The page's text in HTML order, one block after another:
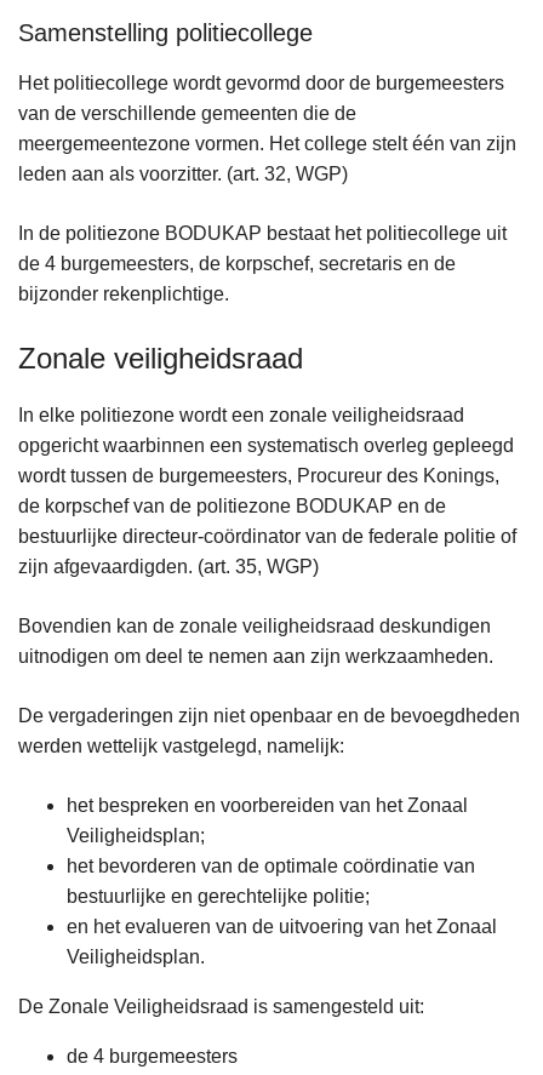
Samenstelling politiecollege
Het politiecollege wordt gevormd door de burgemeesters
van de verschillende gemeenten die de
meergemeentezone vormen. Het college stelt één van zijn
leden aan als voorzitter. (art. 32, WGP)
In de politiezone BODUKAP bestaat het politiecollege uit
de 4 burgemeesters, de korpschef, secretaris en de
bijzonder rekenplichtige.
Zonale veiligheidsraad
In elke politiezone wordt een zonale veiligheidsraad
opgericht waarbinnen een systematisch overleg gepleegd
wordt tussen de burgemeesters, Procureur des Konings,
de korpschef van de politiezone BODUKAP en de
bestuurlijke directeur-coördinator van de federale politie of
zijn afgevaardigden. (art. 35, WGP)
Bovendien kan de zonale veiligheidsraad deskundigen
uitnodigen om deel te nemen aan zijn werkzaamheden.
De vergaderingen zijn niet openbaar en de bevoegdheden
werden wettelijk vastgelegd, namelijk:
het bespreken en voorbereiden van het Zonaal
Veiligheidsplan;
het bevorderen van de optimale coördinatie van
bestuurlijke en gerechtelijke politie;
en het evalueren van de uitvoering van het Zonaal
Veiligheidsplan.
De Zonale Veiligheidsraad is samengesteld uit:
de 4 burgemeesters